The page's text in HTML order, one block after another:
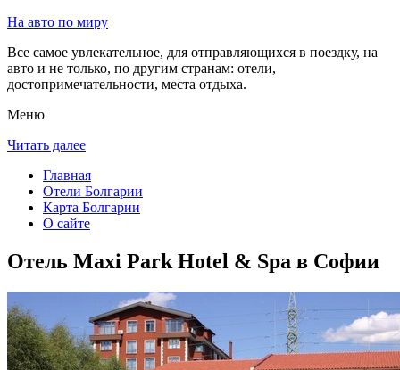
На авто по миру
Все самое увлекательное, для отправляющихся в поездку, на
авто и не только, по другим странам: отели,
достопримечательности, места отдыха.
Меню
Читать далее
Главная
Отели Болгарии
Карта Болгарии
О сайте
Отель Maxi Park Hotel & Spa в Софии